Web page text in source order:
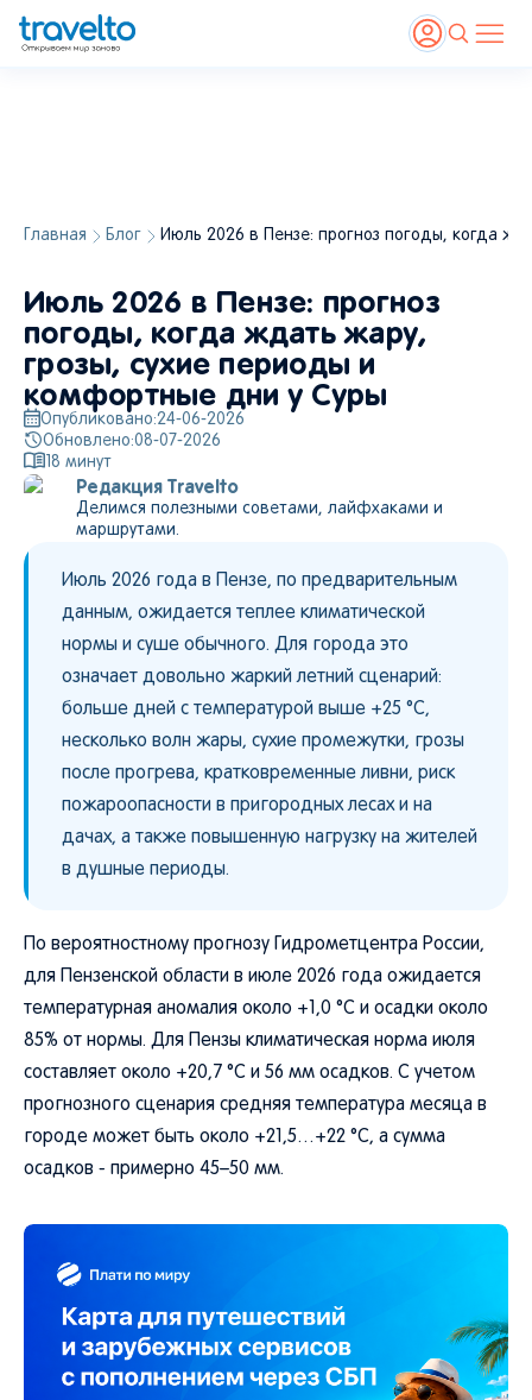
Главная Блог Июль 2026 в Пензе: прогноз погоды, когда
Июль 2026 в Пензе: прогноз
погоды, когда ждать жару,
грозы, сухие периоды и
комфортные дни у Суры
Опубликовано:24-06-2026
Обновлено:08-07-2026
18 минут
Редакция Travelto
Делимся полезными советами, лайфхаками и
маршрутами.
Июль 2026 года в Пензе, по предварительным
данным, ожидается теплее климатической
нормы и суше обычного. Для города это
означает довольно жаркий летний сценарий:
больше дней с температурой выше +25 °C,
несколько волн жары, сухие промежутки, грозы
после прогрева, кратковременные ливни, риск
пожароопасности в пригородных лесах и на
дачах, а также повышенную нагрузку на жителей
в душные периоды.
По вероятностному прогнозу Гидрометцентра России,
для Пензенской области в июле 2026 года ожидается
температурная аномалия около +1,0 °C и осадки около
85% от нормы. Для Пензы климатическая норма июля
составляет около +20,7 °C и 56 мм осадков. С учетом
прогнозного сценария средняя температура месяца в
городе может быть около +21,5…+22 °C, а сумма
осадков - примерно 45–50 мм.